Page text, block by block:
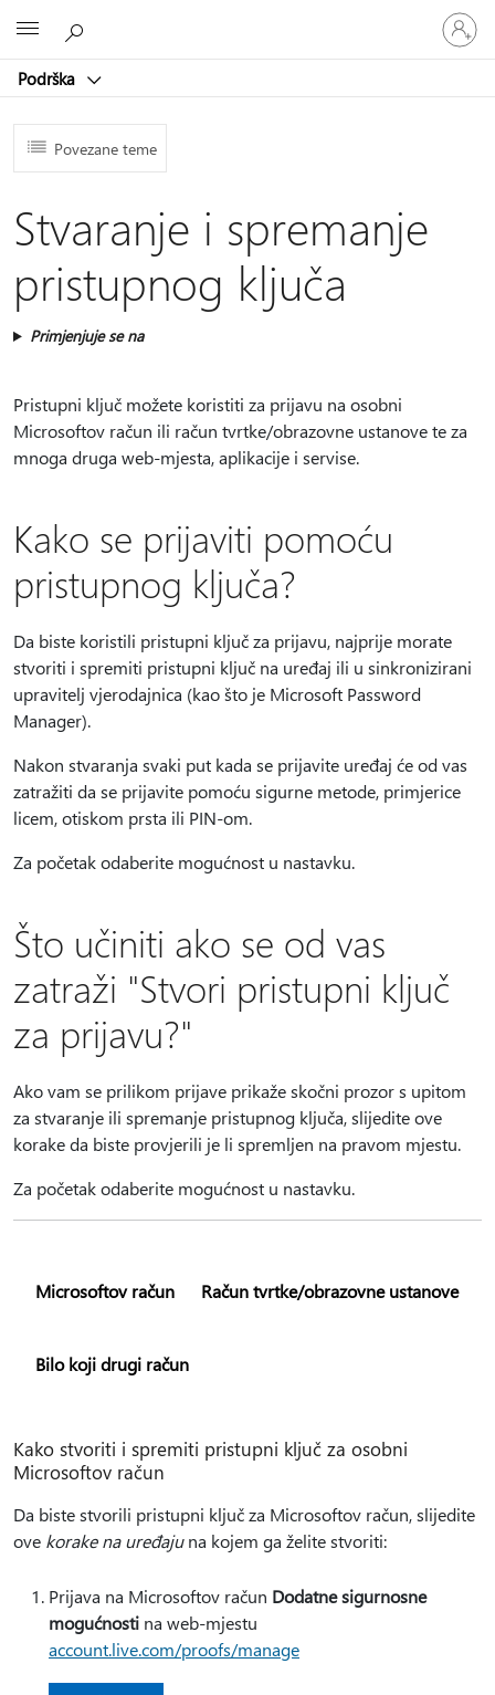
Podrška
Prijavite
se
u
račun
Povezane teme
Stvaranje i spremanje
pristupnog ključa
Primjenjuje se na
Pristupni ključ možete koristiti za prijavu na osobni
Microsoftov račun ili račun tvrtke/obrazovne ustanove te za
mnoga druga web-mjesta, aplikacije i servise.
Kako se prijaviti pomoću
pristupnog ključa?
Da biste koristili pristupni ključ za prijavu, najprije morate
stvoriti i spremiti pristupni ključ na uređaj ili u sinkronizirani
upravitelj vjerodajnica (kao što je Microsoft Password
Manager).
Nakon stvaranja svaki put kada se prijavite uređaj će od vas
zatražiti da se prijavite pomoću sigurne metode, primjerice
licem, otiskom prsta ili PIN-om.
Za početak odaberite mogućnost u nastavku.
Što učiniti ako se od vas
zatraži "Stvori pristupni ključ
za prijavu?"
Ako vam se prilikom prijave prikaže skočni prozor s upitom
za stvaranje ili spremanje pristupnog ključa, slijedite ove
korake da biste provjerili je li spremljen na pravom mjestu.
Za početak odaberite mogućnost u nastavku.
Microsoftov račun Račun tvrtke/obrazovne ustanove
Bilo koji drugi račun
Kako stvoriti i spremiti pristupni ključ za osobni
Microsoftov račun
Da biste stvorili pristupni ključ za Microsoftov račun, slijedite
ove korake na uređajuna kojem ga želite stvoriti:
Prijava na Microsoftov račun Dodatne sigurnosne
mogućnosti na web-mjestu
account.live.com/proofs/manage